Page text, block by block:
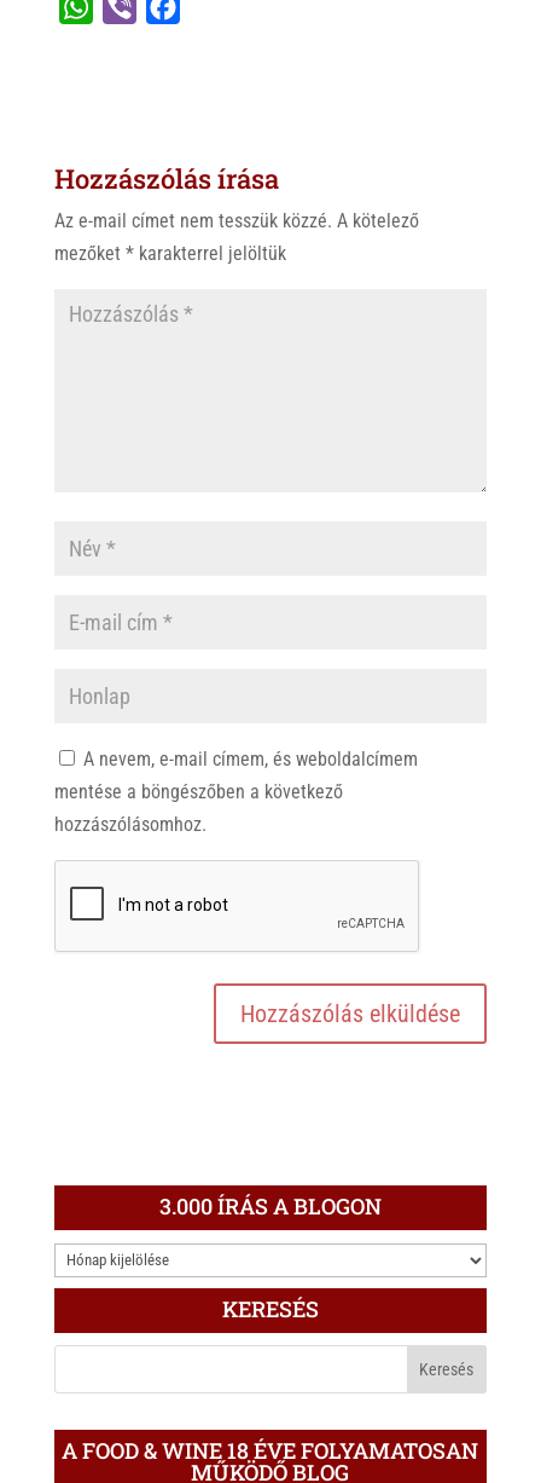
A
p
o
k
Hozzászólás írása
Az e-mail címet nem tesszük közzé. A kötelező
mezőket *karakterrel jelöltük
A nevem, e-mail címem, és weboldalcímem
mentése a böngészőben a következő
hozzászólásomhoz.
3.000 ÍRÁS A BLOGON
3.000
ÍRÁS
KERESÉS
A FOOD & WINE 18 ÉVE FOLYAMATOSAN
MŰKÖDŐ BLOG